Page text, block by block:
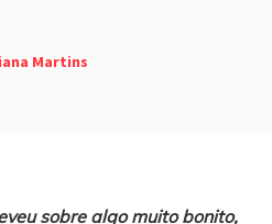
Martins
sobre algo muito bonito,